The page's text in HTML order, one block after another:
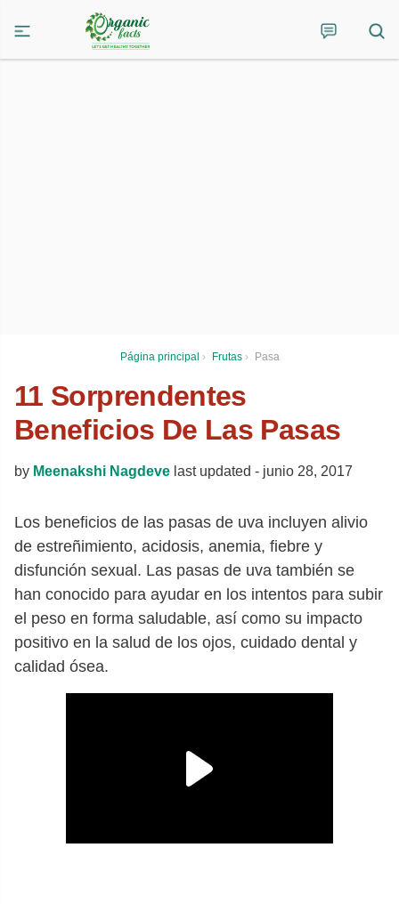
Página principal › Frutas › Pasa
11 Sorprendentes
Beneficios De Las Pasas
by Meenakshi Nagdeve last updated - junio 28, 2017
Los beneficios de las pasas de uva incluyen alivio
de estreñimiento, acidosis, anemia, fiebre y
disfunción sexual. Las pasas de uva también se
han conocido para ayudar en los intentos para subir
el peso en forma saludable, así como su impacto
positivo en la salud de los ojos, cuidado dental y
calidad ósea.